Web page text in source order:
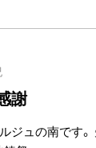
謝
ジュの南です